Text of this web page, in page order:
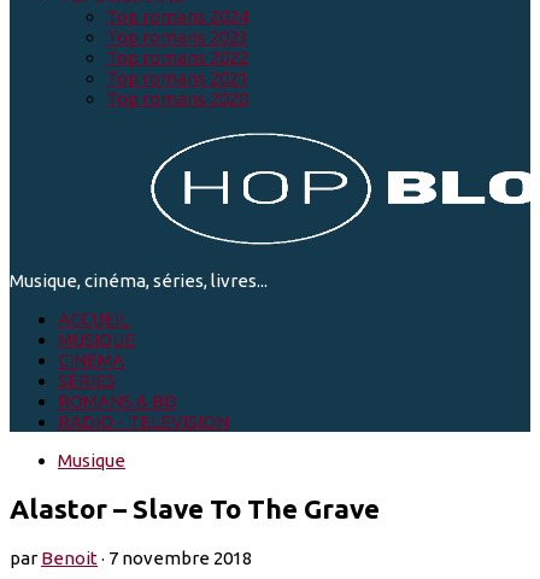
Top romans 2024
Top romans 2023
Top romans 2022
Top romans 2021
Top romans 2020
Musique, cinéma, séries, livres...
ACCUEIL
MUSIQUE
CINEMA
SÉRIES
ROMANS & BD
RADIO - TELEVISION
Musique
Alastor – Slave To The Grave
parBenoit· 7 novembre 2018